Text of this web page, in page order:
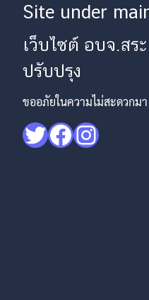
Site under
เว็บไซต์ อบจ.สร
ปรับปรุง
ขออภัยในความไม่สะดวกม
Twitter
Facebook